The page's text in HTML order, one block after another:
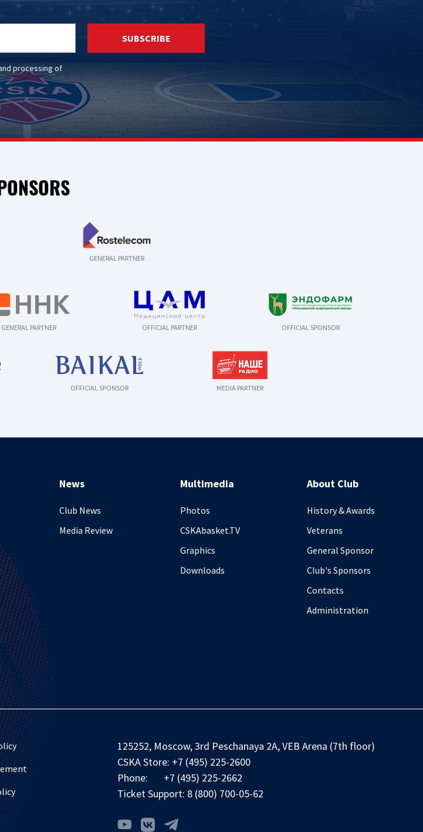
processing of
SUBSCRIBE
GENERAL PARTNER
GENERAL PARTNER OFFICIAL PARTNER OFFICIAL SPONSOR
OFFICIAL SPONSOR MEDIA PARTNER
News
Club News
Media Review
Multimedia
Photos
CSKAbasket.TV
Graphics
Downloads
About Club
History & Awards
Veterans
General Sponsor
Club's Sponsors
Contacts
Administration
125252, Moscow, 3rd Peschanaya 2A, VEB Arena (7th floor)
CSKA Store: +7 (495) 225-2600
Phone:
+7 (495) 225-2662
Ticket Support: 8 (800) 700-05-62